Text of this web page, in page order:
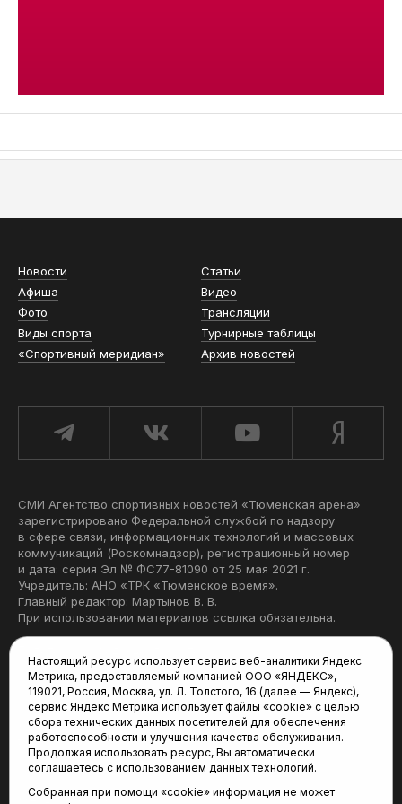
Новости
Статьи
Афиша
Видео
Фото
Трансляции
Виды спорта
Турнирные таблицы
«Спортивный меридиан»
Архив новостей
СМИ Агентство спортивных новостей «Тюменская арена»
зарегистрировано Федеральной службой по надзору
в сфере связи, информационных технологий и массовых
коммуникаций (Роскомнадзор), регистрационный номер
и дата: серия Эл № ФС77-81090 от 25 мая 2021 г.
Учредитель: АНО «ТРК «Тюменское время».
Главный редактор: Мартынов В. В.
При использовании материалов ссылка обязательна.
Редакция:
625035, Тюмень, пр. Геологоразведчиков, 28А
(3452) 68-22-28
tum-arena@mail.ru
Отдел продаж:
(3452) 68-89-78
Настоящий ресурс использует сервис веб-аналитики Яндекс
Метрика, предоставляемый компанией ООО «ЯНДЕКС»,
119021, Россия, Москва, ул. Л. Толстого, 16 (далее — Яндекс),
сервис Яндекс Метрика использует файлы «cookie» с целью
сбора технических данных посетителей для обеспечения
работоспособности и улучшения качества обслуживания.
Продолжая использовать ресурс, Вы автоматически
соглашаетесь с использованием данных технологий.
Собранная при помощи «cookie» информация не может